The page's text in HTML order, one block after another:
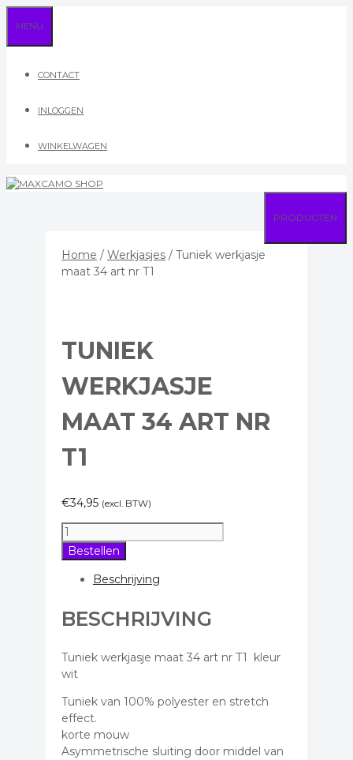
naar
de
MENU
CONTACT
INLOGGEN
WINKELWAGEN
PRODUCTEN
Home / Werkjasjes / Tuniek werkjasje
maat 34 art nr T1
TUNIEK
WERKJASJE
MAAT 34 ART NR
T1
€34,95 (excl. BTW)
Tuniek
werkjasje
maat
nr
T1
Bestellen
Beschrijving
BESCHRIJVING
Tuniek werkjasje maat 34 art nr T1 kleur
wit
Tuniek van 100% polyester en stretch
effect.
korte mouw
Asymmetrische sluiting door middel van